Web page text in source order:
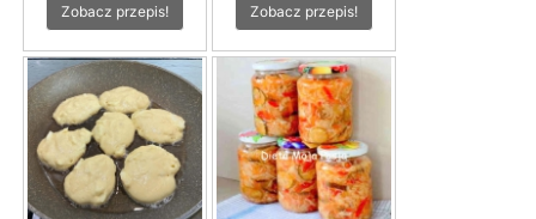
Zobacz przepis!
Zobacz przepis!